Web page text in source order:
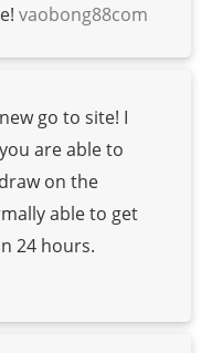
vaobong88com
go to site! I
are able to
on the
able to get
24 hours.